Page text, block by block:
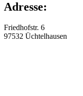
Adresse:
Friedhofstr. 6
97532 Üchtelhausen